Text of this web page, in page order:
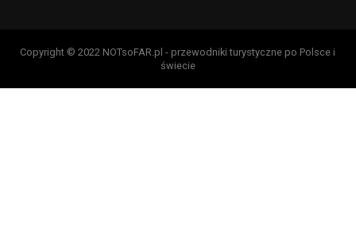
Copyright © 2022 NOTsoFAR.pl - przewodniki turystyczne po Polsce i
świecie